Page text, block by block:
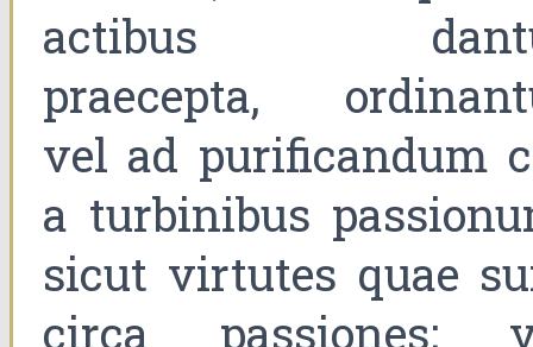
actibus
praecepta,
vel ad purificandum
a turbinibus
sicut virtutes quae
circa passiones;